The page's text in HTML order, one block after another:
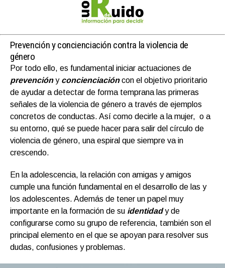
Prevención y concienciación contra la violencia de
género
Por todo ello, es fundamental iniciar actuaciones de
prevencióny concienciacióncon el objetivo prioritario
de ayudar a detectar de forma temprana las primeras
señales de la violencia de género a través de ejemplos
concretos de conductas. Así como decirle a la mujer, o a
su entorno, qué se puede hacer para salir del círculo de
violencia de género, una espiral que siempre va in
crescendo.
En la adolescencia, la relación con amigas y amigos
cumple una función fundamental en el desarrollo de las y
los adolescentes. Además de tener un papel muy
importante en la formación de su identidady de
configurarse como su grupo de referencia, también son el
principal elemento en el que se apoyan para resolver sus
dudas, confusiones y problemas.